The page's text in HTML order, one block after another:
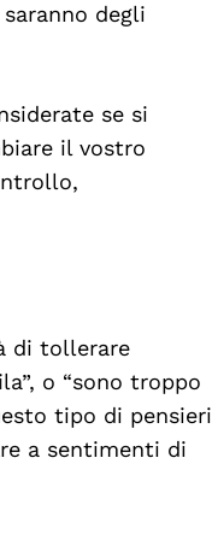
degli
se si
il vostro
di tollerare
o “sono troppo
tipo di pensieri
a sentimenti di